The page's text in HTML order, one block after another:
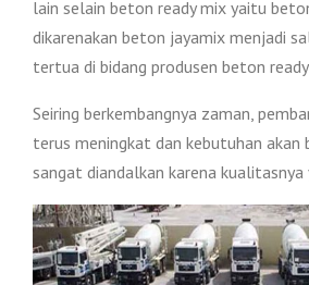
lain selain beton ready mix yaitu
dikarenakan beton jayamix menjadi
tertua di bidang produsen beton
Seiring berkembangnya zaman,
terus meningkat dan kebutuhan akan
sangat diandalkan karena kualitasnya